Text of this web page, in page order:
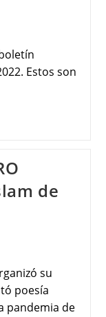
Estos son
de
su
poesía
pandemia de